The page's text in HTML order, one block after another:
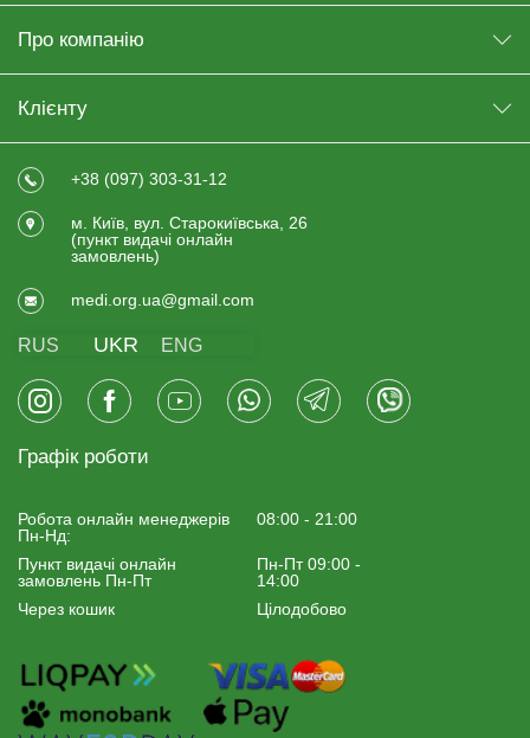
Про компанію
Клієнту
+38 (097) 303-31-12
м. Київ, вул. Старокиївська, 26
(пункт видачi онлайн
замовлень)
medi.org.ua@gmail.com
RUS UKR ENG
Графік роботи
Робота онлайн менеджерiв
Пн-Нд:
08:00 - 21:00
Пункт видачі онлайн
замовлень Пн-Пт
Пн-Пт 09:00 -
14:00
Через кошик
Цілодобово